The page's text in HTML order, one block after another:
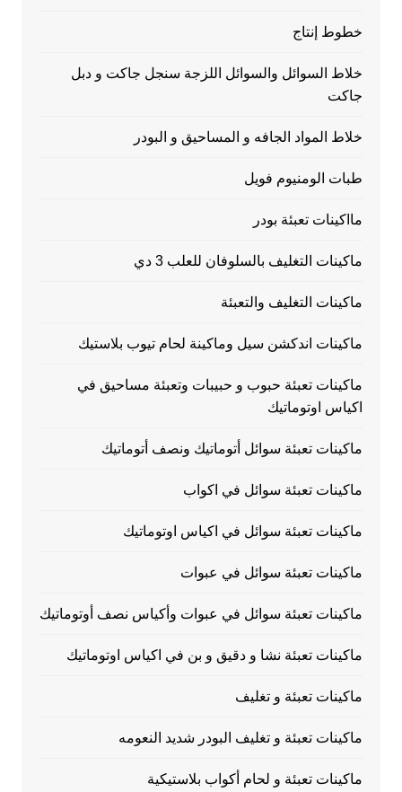
خطوط إنتاج
خلاط السوائل والسوائل اللزجة سنجل جاكت و دبل
جاكت
خلاط المواد الجافه و المساحيق و البودر
طبات الومنيوم فويل
مااكينات تعبئة بودر
ماكينات التغليف بالسلوفان للعلب 3 دي
ماكينات التغليف والتعبئة
ماكينات اندكشن سيل وماكينة لحام تيوب بلاستيك
ماكينات تعبئة حبوب و حبيبات وتعبئة مساحيق في
اكياس اوتوماتيك
ماكينات تعبئة سوائل أتوماتيك ونصف أتوماتيك
ماكينات تعبئة سوائل في اكواب
ماكينات تعبئة سوائل في اكياس اوتوماتيك
ماكينات تعبئة سوائل في عبوات
ماكينات تعبئة سوائل في عبوات وأكياس نصف أوتوماتيك
ماكينات تعبئة نشا و دقيق و بن في اكياس اوتوماتيك
ماكينات تعبئة و تغليف
ماكينات تعبئة و تغليف البودر شديد النعومه
ماكينات تعبئة و لحام أكواب بلاستيكية